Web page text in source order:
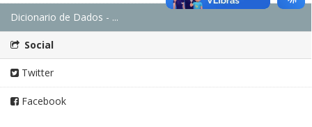
Dicionario de Dados - ...
Social
Twitter
Facebook